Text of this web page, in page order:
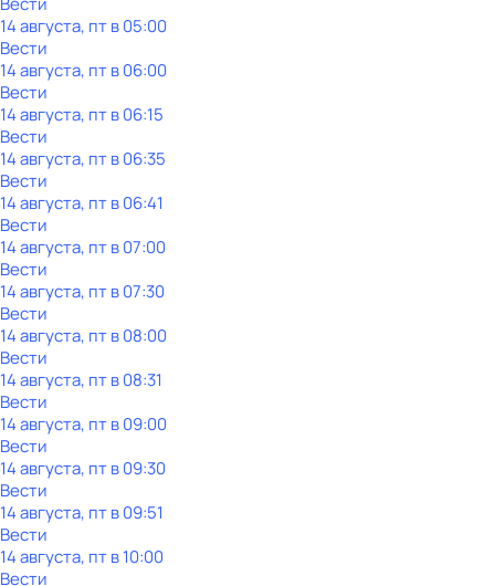
14 августа, пт в 05:00
Вести
14 августа, пт в 06:00
Вести
14 августа, пт в 06:15
Вести
14 августа, пт в 06:35
Вести
14 августа, пт в 06:41
Вести
14 августа, пт в 07:00
Вести
14 августа, пт в 07:30
Вести
14 августа, пт в 08:00
Вести
14 августа, пт в 08:31
Вести
14 августа, пт в 09:00
Вести
14 августа, пт в 09:30
Вести
14 августа, пт в 09:51
Вести
14 августа, пт в 10:00
Вести